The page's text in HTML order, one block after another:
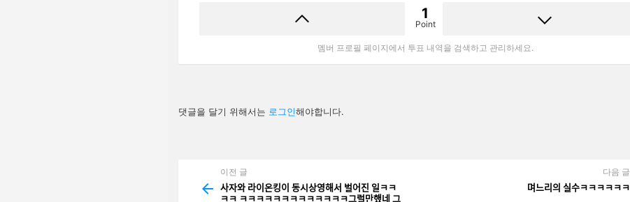
1
Point
멤버 프로필 페이지에서 투표 내역을 검색하고 관리하세요.
답
글
댓글을 달기 위해서는 로그인해야합니다.
more
이전 글
사자와 라이온킹이 동시상영해서 벌어진 일ㅋㅋ
ㅋㅋ ㅋㅋㅋㅋㅋㅋㅋㅋㅋㅋㅋㅋㅋ그럴만했네 그
다음 글
며느리의 실수ㅋㅋㅋㅋㅋㅋ